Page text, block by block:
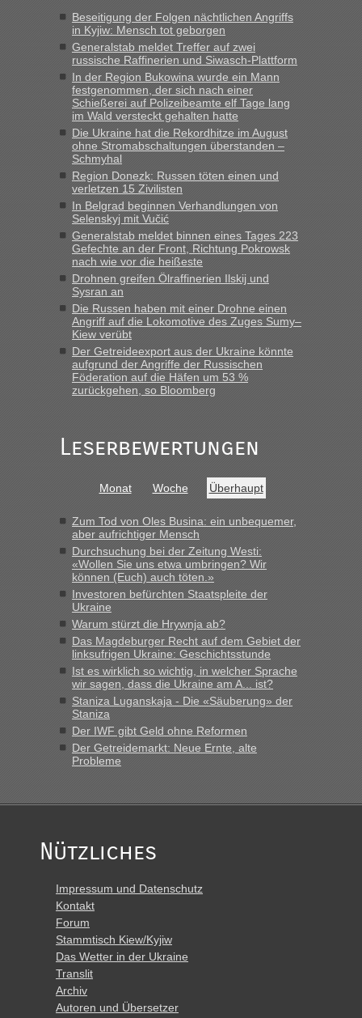
Milliarden aufgedeckt
„Kein Zoll. Du musst an sich nur sagen dass das privat ist
und du nicht damit handeln willst. So lange das nicht
Originalverpackt ist und ersichlich das nicht neu sollte es
keine Probleme geben“
Recht, Visa und Dokumente • Deklaration
gebrauchter Kleidung beim Zoll
„Hallo Leute, ich weiß nicht, ob ich hier richtig bin mit meiner
Anfrage. Ich möchte 4 Umzugskartons mit gebrauchter
Straßen Kleidung bei der Einreise in die Ukraine
mitnehmen. Es ist gebrauchte Kleidung...“
Berichte und Reisetipps • Re: An welchem
Grenzübergang zwischen Polen und der Ukraine geht es am
schnellsten?
„Wir sind mit unserem Wohnmobil, wie geplant am Montag
15.6. in Krakovets rüber. Sehr zeitig los gegen 5 Uhr in der
Früh. Mit sehr sehr wenig Verkehr, super bis zur Grenze. Nur
8 PKW vor der Schranke....“
Berichte und Reisetipps • Re: An welchem
Grenzübergang zwischen Polen und der Ukraine geht es am
in Krakowez mit dem Kleinbus. Abfertigung ging dann
schnell da auch Passagiere mit EU-Pass dabei waren“
Berichte und Reisetipps • Re: An welchem
Grenzübergang zwischen Polen und der Ukraine geht es am
schnellsten?
„Bin am Montag 15.6.26 um 8 Uhr in Urgyniw ausgereist,
das erste Mal an einem Montagmorgen ca. 15 Fahrzeuge
vor mir, bin sonst der Erste oder Zweite, egal, nach ca 20
Minuten wurde dann die nächste Welle...“
Berichte und Reisetipps • Re: An welchem
Grenzübergang zwischen Polen und der Ukraine geht es am
schnellsten?
„Derzeit, ist es überall sehr voll an den Grenzen Ukraine/
Polen. Zb. Krakovets 100 PKW ca. 10 h Wartezeit. Wollen
Montag rüber, versuchen es sehr früh.“
Beseitigung der Folgen nächtlichen Angriffs
in Kyjiw: Mensch tot geborgen
Generalstab meldet Treffer auf zwei
russische Raffinerien und Siwasch-Plattform
In der Region Bukowina wurde ein Mann
festgenommen, der sich nach einer
Schießerei auf Polizeibeamte elf Tage lang
im Wald versteckt gehalten hatte
Die Ukraine hat die Rekordhitze im August
ohne Stromabschaltungen überstanden –
Schmyhal
Region Donezk: Russen töten einen und
verletzen 15 Zivilisten
In Belgrad beginnen Verhandlungen von
Selenskyj mit Vučić
Generalstab meldet binnen eines Tages 223
Gefechte an der Front, Richtung Pokrowsk
nach wie vor die heißeste
Drohnen greifen Ölraffinerien Ilskij und
Sysran an
Die Russen haben mit einer Drohne einen
Angriff auf die Lokomotive des Zuges Sumy–
Kiew verübt
Der Getreideexport aus der Ukraine könnte
aufgrund der Angriffe der Russischen
Föderation auf die Häfen um 53 %
zurückgehen, so Bloomberg
Leserbewertungen
Monat Woche Überhaupt
Zum Tod von Oles Busina: ein unbequemer,
aber aufrichtiger Mensch
Durchsuchung bei der Zeitung Westi:
«Wollen Sie uns etwa umbringen? Wir
können (Euch) auch töten.»
Investoren befürchten Staatspleite der
Ukraine
Warum stürzt die Hrywnja ab?
Das Magdeburger Recht auf dem Gebiet der
linksufrigen Ukraine: Geschichtsstunde
Ist es wirklich so wichtig, in welcher Sprache
wir sagen, dass die Ukraine am A... ist?
Staniza Luganskaja - Die «Säuberung» der
Staniza
Der IWF gibt Geld ohne Reformen
Der Getreidemarkt: Neue Ernte, alte
Probleme
Nützliches
Impressum und Datenschutz
Kontakt
Forum
Stammtisch Kiew/Kyjiw
Das Wetter in der Ukraine
Translit
Archiv
Autoren und Übersetzer